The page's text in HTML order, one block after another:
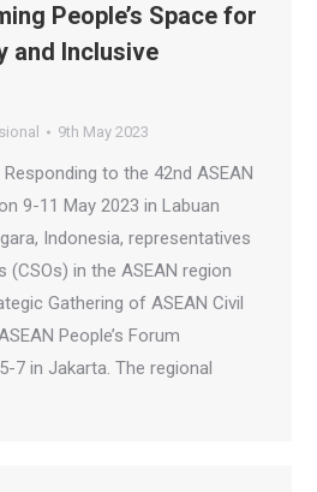
People’s Space for
and Inclusive
9th May 2023
to the 42nd ASEAN
9-11 May 2023 in Labuan
Indonesia, representatives
in the ASEAN region
Gathering of ASEAN Civil
People’s Forum
7 in Jakarta. The regional